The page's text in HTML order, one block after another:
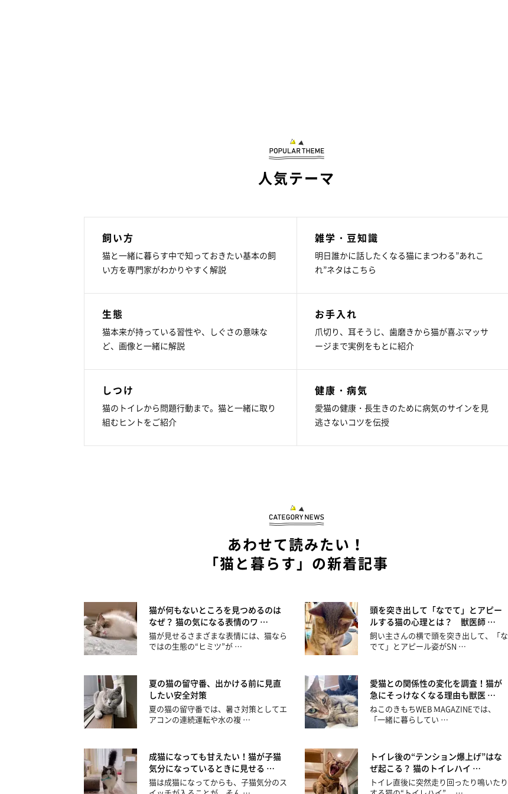
人気テーマ
飼い方
猫と一緒に暮らす中で知っておきたい基本の飼
い方を専門家がわかりやすく解説
雑学・豆知識
明日誰かに話したくなる猫にまつわる”あれこ
れ”ネタはこちら
生態
猫本来が持っている習性や、しぐさの意味な
ど、画像と一緒に解説
お手入れ
爪切り、耳そうじ、歯磨きから猫が喜ぶマッサ
ージまで実例をもとに紹介
しつけ
猫のトイレから問題行動まで。猫と一緒に取り
組むヒントをご紹介
健康・病気
愛猫の健康・長生きのために病気のサインを見
逃さないコツを伝授
あわせて読みたい！
「猫と暮らす」の新着記事
猫が何もないところを見つめるのは
なぜ？ 猫の気になる表情のワ …
猫が見せるさまざまな表情には、猫なら
ではの生態の“ヒミツ”が …
頭を突き出して「なでて」とアピー
ルする猫の心理とは？ 獣医師 …
飼い主さんの横で頭を突き出して、「な
でて」とアピール姿がSN …
夏の猫の留守番、出かける前に見直
したい安全対策
夏の猫の留守番では、暑さ対策としてエ
アコンの連続運転や水の複 …
愛猫との関係性の変化を調査！猫が
急にそっけなくなる理由も獣医 …
ねこのきもちWEB MAGAZINEでは、
「一緒に暮らしてい …
成猫になっても甘えたい！猫が子猫
気分になっているときに見せる …
猫は成猫になってからも、子猫気分のス
トイレ後の“テンション爆上げ”はな
ぜ起こる？ 猫のトイレハイ …
トイレ直後に突然走り回ったり鳴いたり